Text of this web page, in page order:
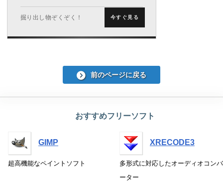
掘り出し物ぞくぞく！ 今すぐ見る
前のページに戻る
おすすめフリーソフト
GIMP
超高機能なペイントソフト
XRECODE3
多形式に対応したオーディオコンバ
ーター